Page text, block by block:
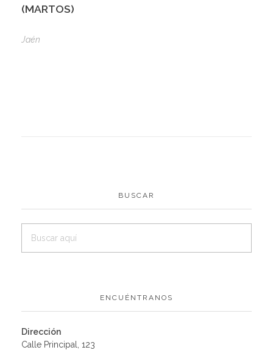
(MARTOS)
Jaén
BUSCAR
ENCUÉNTRANOS
Dirección
Calle Principal, 123